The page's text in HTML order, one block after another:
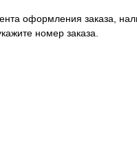
оформления заказа,
номер заказа.